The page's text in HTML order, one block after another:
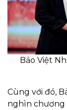
Bảo Việt
Cùng với đó,
nghìn